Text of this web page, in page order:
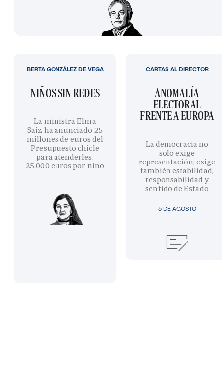
NIÑOS SIN REDES
La ministra Elma
Saiz ha anunciado 25
millones de euros del
Presupuesto chicle
para atenderles.
25.000 euros por niño
BERTA GONZÁLEZ DE VEGA
5 DE AGOSTO
ANOMALÍA
ELECTORAL
FRENTE A EUROPA
La democracia no
solo exige
representación; exige
también estabilidad,
responsabilidad y
sentido de Estado
CARTAS AL DIRECTOR